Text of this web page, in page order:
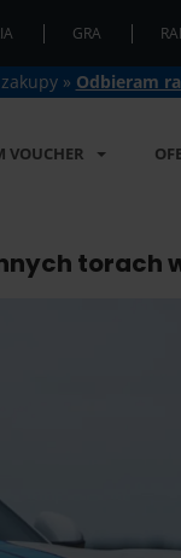
GRA
» Odbieram
VOUCHER
torach